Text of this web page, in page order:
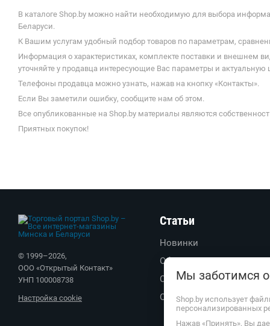
В каталоге Shop.by можно найти необходимую для выбора
Беларуси.
К Вашим услугам удобный подбор товаров по параметрам,
Информация о характеристиках, комплекте поставки и внешнем
уточняйте у продавца интересующие Вас параметры и актуальную
Телефоны продавца можно узнать, нажав на кнопку «Контакты».
Если Вы заметили ошибку, сообщите нам об этом.
Все опубликованные на Shop.by материалы являются
Приятных покупок!
Статьи
Новинки
Обзоры
Советы
Обратите внимание
© 1999–2026,
ООО «Открытый Контакт»
УНП 100008738
Настройка cookie
Мы заботимся
Shop.by использует
персонализированных
Нажав «Принять», Вы